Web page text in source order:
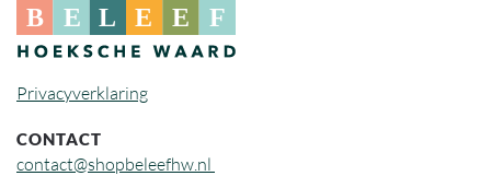
Privacyverklaring
CONTACT
contact@shopbeleefhw.nl